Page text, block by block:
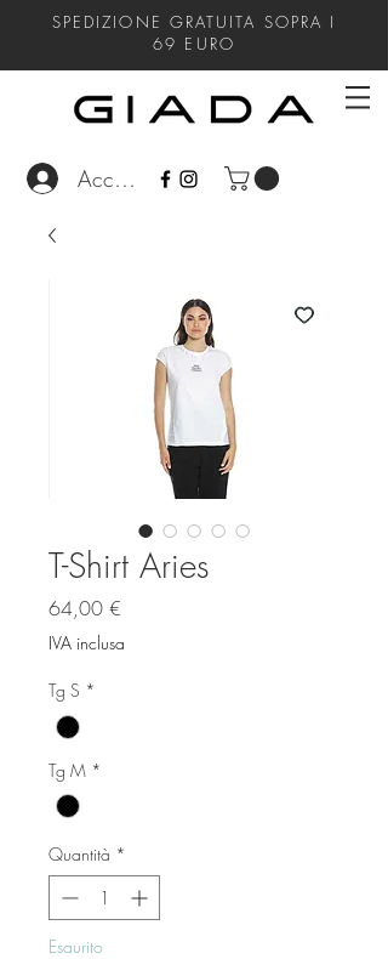
SPEDIZIONE GRATUITA SOPRA I
69 EURO
Accedi
T-Shirt Aries
64,00 €
IVA inclusa
Tg S *
Tg M *
Quantità *
Esaurito